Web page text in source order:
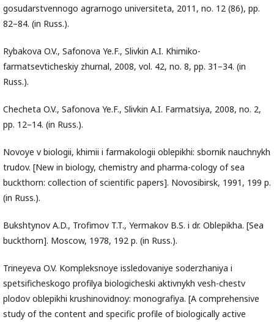
gosudarstvennogo agrarnogo universiteta, 2011, no. 12 (86), pp.
82–84. (in Russ.).
Rybakova O.V., Safonova Ye.F., Slivkin A.I. Khimiko-
farmatsevticheskiy zhurnal, 2008, vol. 42, no. 8, pp. 31–34. (in
Russ.).
Checheta O.V., Safonova Ye.F., Slivkin A.I. Farmatsiya, 2008, no. 2,
pp. 12–14. (in Russ.).
Novoye v biologii, khimii i farmakologii oblepikhi: sbornik nauchnykh
trudov. [New in biology, chemistry and pharma-cology of sea
buckthorn: collection of scientific papers]. Novosibirsk, 1991, 199 p.
(in Russ.).
Bukshtynov A.D., Trofimov T.T., Yermakov B.S. i dr. Oblepikha. [Sea
buckthorn]. Moscow, 1978, 192 p. (in Russ.).
Trineyeva O.V. Kompleksnoye issledovaniye soderzhaniya i
spetsificheskogo profilya biologicheski aktivnykh vesh-chestv
plodov oblepikhi krushinovidnoy: monografiya. [A comprehensive
study of the content and specific profile of biologically active